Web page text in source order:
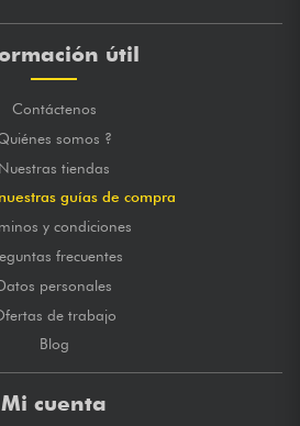
útil
Contáctenos
somos ?
Nuestras tiendas
guías de compra
y condiciones
frecuentes
personales
de trabajo
Blog
Mi cuenta